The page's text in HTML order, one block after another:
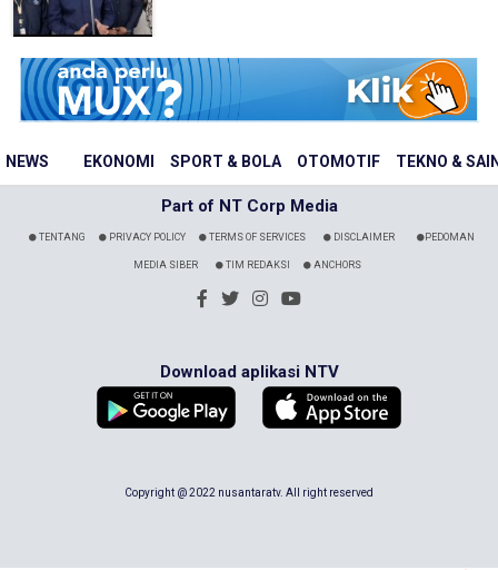
NEWS EKONOMI SPORT & BOLA OTOMOTIF TEKNO &
Part of NT Corp Media
TENTANG PRIVACY POLICY TERMS OF SERVICES DISCLAIMER PEDOMAN
MEDIA SIBER TIM REDAKSI ANCHORS
Download aplikasi NTV
Copyright @ 2022 nusantaratv. All right reserved